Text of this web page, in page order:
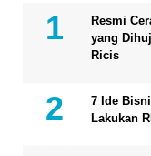
Resmi
yang
Ricis
7 Ide
Lakukan